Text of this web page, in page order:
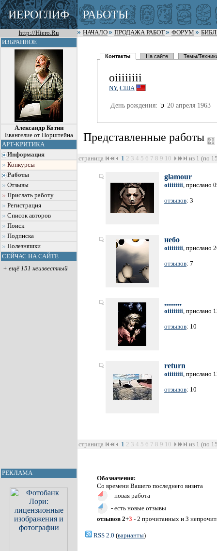
ИЕРОГЛИФ РАБОТЫ
http://Hiero.Ru НАЧАЛО ПРОДАЖА РАБОТ ФОРУМ
ИЗБРАННОЕ
Александр Котин
Евангелие от Норштейна
АРТ-КРИТИКА
Информация
Конкурсы
Работы
Отзывы
Прислать работу
Регистрация
Список авторов
Поиск
Подписка
Полезняшки
СЕЙЧАС НА САЙТЕ
+ ещё 151 неизвестный
РЕКЛАМА
Контакты На сайте Темы/
oiiiiiiii
NY, США
День рождения: 20 апреля 1963
Представленные работы
страница 1 2 3 4 5 6 7 8 9 10 из 1 (по
glamour
oiiiiiiii, прислано
отзывов: 3
небо
oiiiiiiii, прислано
отзывов: 7
,,,,,,,,,
oiiiiiiii, прислано
отзывов: 10
return
oiiiiiiii, прислано
отзывов: 10
страница 1 2 3 4 5 6 7 8 9 10 из 1 (по
Обозначения:
Со времени Вашего последнего визита
- новая работа
- есть новые отзывы
отзывов 2+3 - 2 прочитанных и 3
RSS 2.0 (варианты)